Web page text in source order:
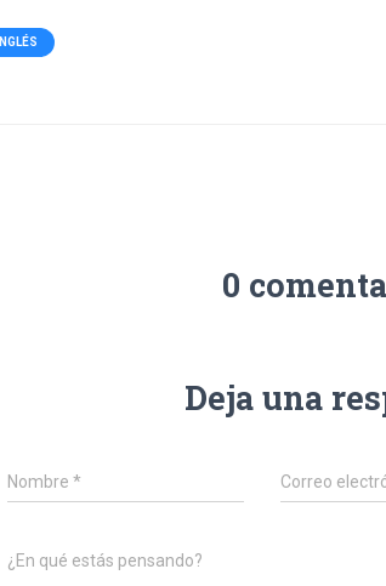
INGLÉS
0
Deja una
Nombre * Correo
¿En qué estás pensando?